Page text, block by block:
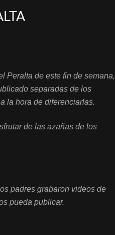
Peralta de este fin de semana,
separadas de los
la hora de diferenciarlas.
de las azañas de los
padres grabaron videos de
pueda publicar.